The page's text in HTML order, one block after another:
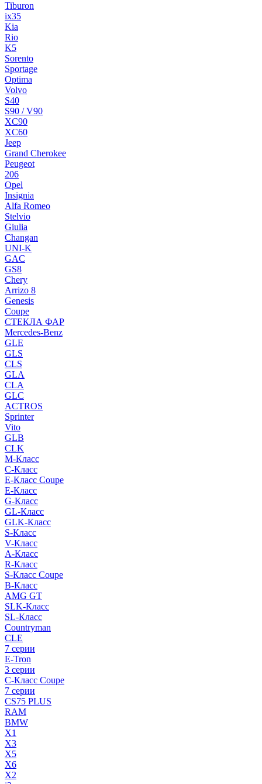
Tiburon
ix35
Kia
Rio
K5
Sorento
Sportage
Optima
Volvo
S40
S90 / V90
XC90
XC60
Jeep
Grand Cherokee
Peugeot
206
Opel
Insignia
Alfa Romeo
Stelvio
Giulia
Changan
UNI-K
GAC
GS8
Chery
Arrizo 8
Genesis
Coupe
СТЕКЛА ФАР
Mercedes-Benz
GLE
GLS
CLS
GLA
CLA
GLC
ACTROS
Sprinter
Vito
GLB
CLK
M-Класс
C-Класс
E-Класс Coupe
E-Класс
G-Класс
GL-Класс
GLK-Класс
S-Класс
V-Класс
A-Класс
R-Класс
S-Класс Сoupe
B-Класс
AMG GT
SLK-Класс
SL-Класс
Countryman
CLE
7 серии
E-Tron
3 серии
C-Класс Coupe
7 серии
CS75 PLUS
RAM
BMW
X1
X3
X5
X6
X2